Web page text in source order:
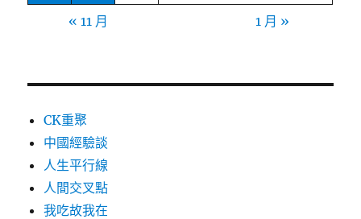
« 11 月 1 月 »
CK重聚
中國經驗談
人生平行線
人間交叉點
我吃故我在